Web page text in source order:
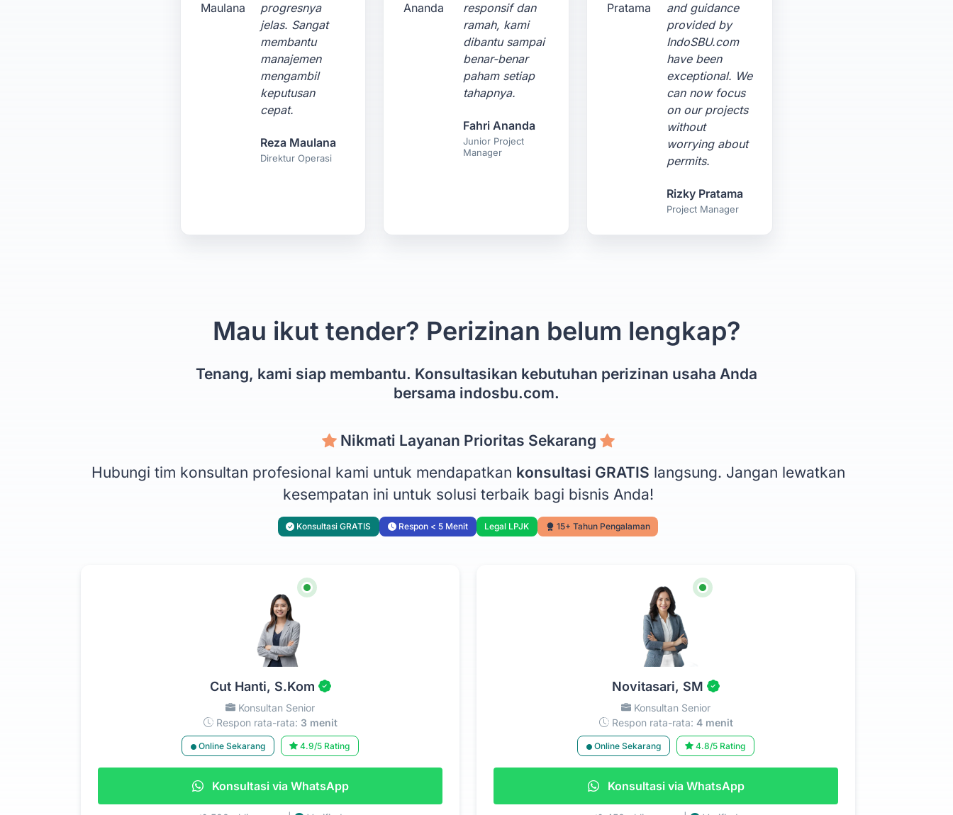
progresnya
jelas. Sangat
membantu
manajemen
mengambil
keputusan
cepat.
Reza Maulana
Direktur Operasi
responsif dan
ramah, kami
dibantu sampai
benar-benar
paham setiap
tahapnya.
Fahri Ananda
Junior Project
Manager
and guidance
provided by
IndoSBU.com
have been
exceptional. We
can now focus
on our projects
without
worrying about
permits.
Rizky Pratama
Project Manager
Mau ikut tender? Perizinan belum lengkap?
Tenang, kami siap membantu. Konsultasikan kebutuhan perizinan usaha Anda
bersama indosbu.com.
Nikmati Layanan Prioritas Sekarang
Hubungi tim konsultan profesional kami untuk mendapatkan konsultasi GRATIS langsung. Jangan lewatkan
kesempatan ini untuk solusi terbaik bagi bisnis Anda!
Konsultasi GRATIS Respon < 5 Menit Legal LPJK 15+ Tahun Pengalaman
Cut Hanti, S.Kom
Konsultan Senior
Respon rata-rata: 3 menit
Online Sekarang 4.9/5 Rating
Konsultasi via WhatsApp
Novitasari, SM
Konsultan Senior
Respon rata-rata: 4 menit
Online Sekarang 4.8/5 Rating
Konsultasi via WhatsApp